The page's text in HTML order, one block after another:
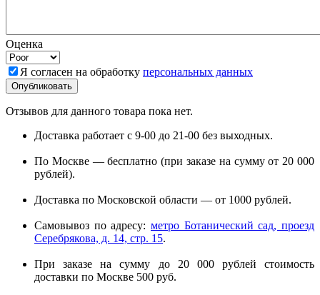
Оценка
Я согласен на обработку персональных данных
Отзывов для данного товара пока нет.
Доставка работает с 9-00 до 21-00 без выходных.
По Москве — бесплатно (при заказе на сумму от 20 000
рублей).
Доставка по Московской области — от 1000 рублей.
Самовывоз по адресу: метро Ботанический сад, проезд
Серебрякова, д. 14, стр. 15.
При заказе на сумму до 20 000 рублей стоимость
доставки по Москве 500 руб.